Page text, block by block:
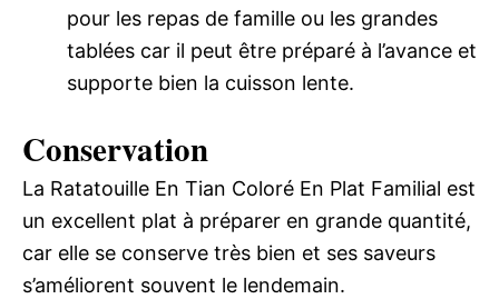
pour les repas de famille ou les grandes
tablées car il peut être préparé à l’avance et
supporte bien la cuisson lente.
Conservation
La Ratatouille En Tian Coloré En Plat Familial est
un excellent plat à préparer en grande quantité,
car elle se conserve très bien et ses saveurs
s’améliorent souvent le lendemain.